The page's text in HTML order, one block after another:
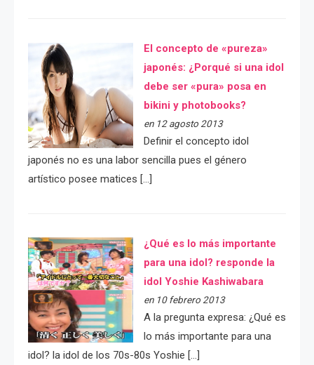
El concepto de «pureza»
japonés: ¿Porqué si una idol
debe ser «pura» posa en
bikini y photobooks?
en 12 agosto 2013
Definir el concepto idol
japonés no es una labor sencilla pues el género
artístico posee matices […]
¿Qué es lo más importante
para una idol? responde la
idol Yoshie Kashiwabara
en 10 febrero 2013
A la pregunta expresa: ¿Qué es
lo más importante para una
idol? la idol de los 70s-80s Yoshie […]